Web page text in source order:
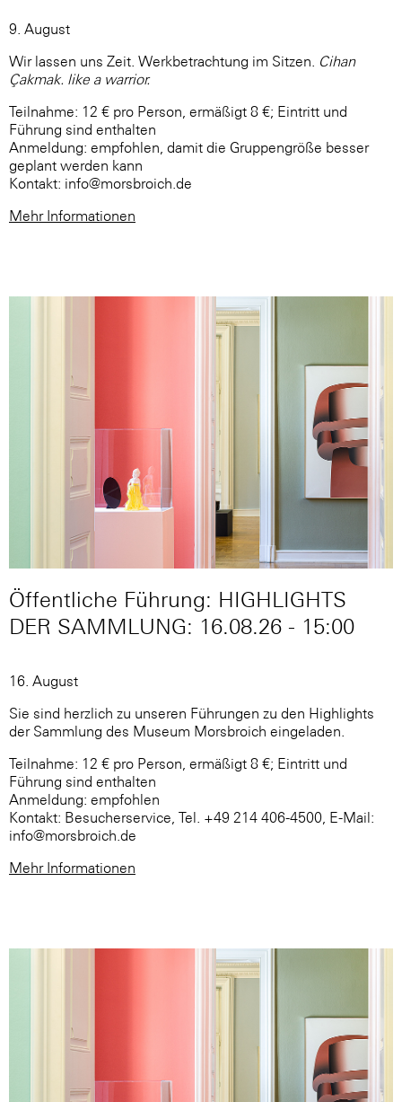
9. August
Wir lassen uns Zeit. Werkbetrachtung im Sitzen.
Cihan
Çakmak. like a warrior.
Teilnahme: 12 € pro Person, ermäßigt 8 €; Eintritt und
Führung sind enthalten
Anmeldung: empfohlen, damit die Gruppengröße besser
geplant werden kann
Kontakt: info@morsbroich.de
Mehr Informationen
Öffentliche Führung: HIGHLIGHTS
DER SAMMLUNG: 16.08.26 - 15:00
16. August
Sie sind herzlich zu unseren Führungen zu den Highlights
der Sammlung des Museum Morsbroich eingeladen.
Teilnahme: 12 € pro Person, ermäßigt 8 €; Eintritt und
Führung sind enthalten
Anmeldung: empfohlen
Kontakt: Besucherservice, Tel. +49 214 406-4500, E-Mail:
info@morsbroich.de
Mehr Informationen